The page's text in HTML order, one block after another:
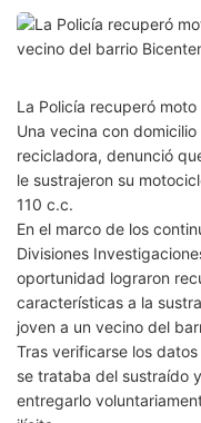
La Policía recuperó
Una vecina con
recicladora, denunció
le sustrajeron su
110 c.c.
En el marco de los
Divisiones
oportunidad lograron
características a la
joven a un vecino del
Tras verificarse los
se trataba del sustraído
entregarlo